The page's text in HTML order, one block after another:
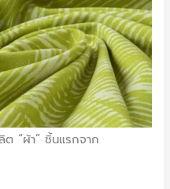
“ผ้า” ชิ้นแรกจาก